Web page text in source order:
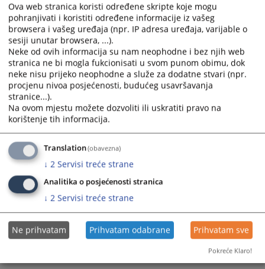
Ova web stranica koristi određene skripte koje mogu
pohranjivati i koristiti određene informacije iz vašeg
browsera i vašeg uređaja (npr. IP adresa uređaja, varijable o
sesiji unutar browsera, ...).
Neke od ovih informacija su nam neophodne i bez njih web
stranica ne bi mogla fukcionisati u svom punom obimu, dok
neke nisu prijeko neophodne a služe za dodatne stvari (npr.
procjenu nivoa posjećenosti, budućeg usavršavanja
stranice...).
Na ovom mjestu možete dozvoliti ili uskratiti pravo na
korištenje tih informacija.
Translation(obavezna)
↓ 2 Servisi treće strane
Analitika o posjećenosti stranica
↓ 2 Servisi treće strane
Ne prihvatam Prihvatam odabrane Prihvatam sve
Pokreće Klaro!